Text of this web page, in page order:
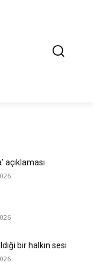
açıklaması
bir halkın sesi